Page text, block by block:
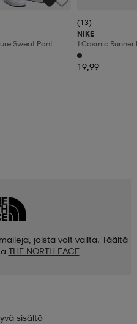
Sweat Pant
(13)
NIKE
J Cosmic Runner
19,99
joista voit valita. Täältä
THE NORTH FACE
sisältö